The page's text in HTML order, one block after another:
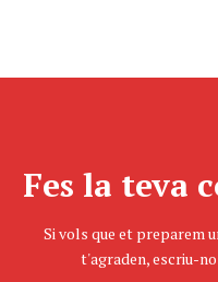
Fes la teva
Si vols que et preparem
t'agraden, escriu-